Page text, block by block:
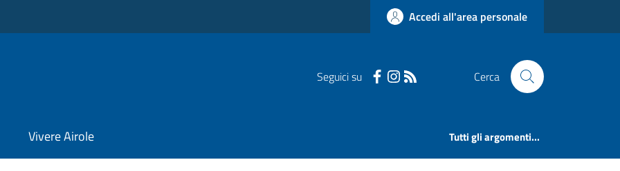
Accedi all'area personale
Seguici su Cerca
Vivere Airole Tutti gli argomenti...